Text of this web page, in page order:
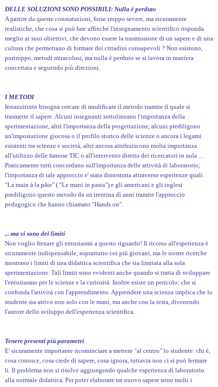
DELLE SOLUZIONI SONO POSSIBILI: Nulla è perduto
A partire da queste constatazioni, forse troppo severe, ma sicuramente
realistiche, che cosa si può fare affinché l'insegnamento scientifico risponda
meglio ai suoi obiettivi, che devono essere la trasmissione di un sapere e di una
cultura che permettano di formare dei cittadini consapevoli ? Non esistono,
purtroppo, metodi miracolosi, ma nulla è perduto se si lavora in maniera
concertata e seguendo più direzioni.
I METODI
Innanzitutto bisogna cercare di modificare il metodo tramite il quale si
trasmette il sapere. Alcuni insegnanti sottolineano l'importanza della
sperimentazione, altri l'importanza della progettazione, alcuni prediligono
un'impostazione giocosa o il profilo storico delle scienze o ancora i legami
esistenti tra scienze e società, altri ancora attribuiscono molta importanza
all'utilizzo delle famose TIC o all'intervento diretto dei ricercatori in aula ...
Praticamente tutti concordano sull'importanza delle attività di laboratorio;
l'importanza di tale approccio e' stata dimostrata attraverso esperienze quali
"La main à la pâte" ( "Le mani in pasta") e gli americani e gli inglesi
prediligono questo metodo da un trentina di anni tramite l'approccio
pedagogico che hanno chiamato "Hands on".
... ma vi sono dei limiti
Non voglio frenare gli entusiasmi a questo riguardo! Il ricorso all'esperienza è
sicuramente indispensabile, soprattutto coi più giovani, ma le nostre ricerche
mostrano i limiti di una didattica scientifica che sia limitata alla sola
sperimentazione. Tali limiti sono evidenti anche quando si tratta di sviluppare
l'entusiasmo per le scienze e la curiosità. Inoltre esiste un pericolo: che si
confonda l'attività con l'apprendimento. Apprendere una scienza implica che lo
studente sia attivo non solo con le mani, ma anche con la testa, divenendo
l'autore dello sviluppo dell'esperienza scientifica.
Tenere presenti più parametri
E' sicuramente importante ricominciare a mettere "al centro" lo studente: chi è,
cosa conosce, cosa crede di sapere, cosa ignora, tuttavia non ci si può fermare
li. Il problema non si risolve aggiungendo qualche esperienza di laboratorio
alla normale didattica. Per poter elaborare un nuovo sapere sono molti i